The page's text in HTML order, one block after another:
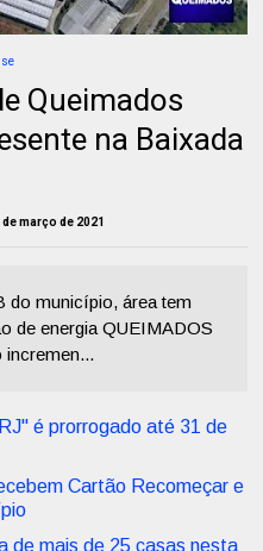
Queimados
na Baixada
março de 2021
do município, área tem
de energia QUEIMADOS
incremen...
é prorrogado até 31 de
Cartão Recomeçar e
de mais de 25 casas nesta